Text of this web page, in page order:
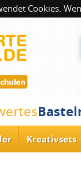
Cookies.
Kreativsets